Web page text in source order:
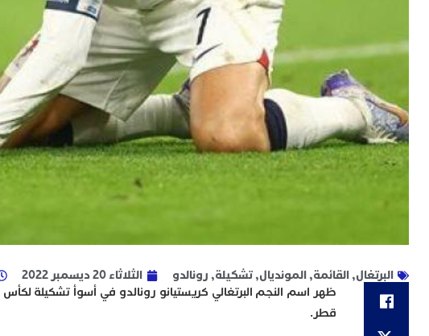
البرتغال,القائمة,المونديال,تشكيلة, رونالدو الثلاثاء 20 ديسمبر 2022
قطر.